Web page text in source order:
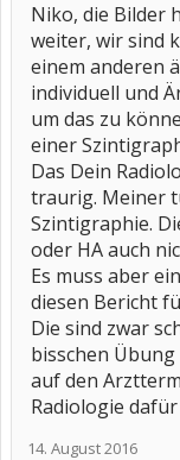
Niko, die Bilder
weiter, wir sind
einem anderen
individuell und
um das zu
einer
Das Dein
traurig. Meiner
Szintigraphie.
oder HA auch
Es muss aber
diesen Bericht
Die sind zwar
bisschen
auf den
Radiologie
14. August 2016